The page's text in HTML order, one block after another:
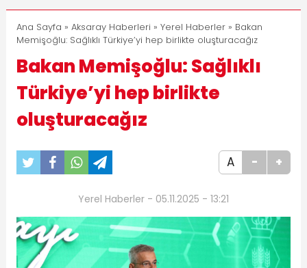
11:30
Birlikhaber.com Yayın Hayatına Başladı | Hızlı ve
Akıllı Haber Platformu
Ana Sayfa » Aksaray Haberleri » Yerel Haberler» Bakan
Memişoğlu: Sağlıklı Türkiye’yi hep birlikte oluşturacağız
Bakan Memişoğlu: Sağlıklı
Türkiye’yi hep birlikte
oluşturacağız
A - +
Yerel Haberler - 05.11.2025 - 13:21